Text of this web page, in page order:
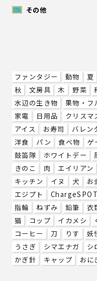
その他
ファンタジー 動物 夏
秋
文房具 木 野菜
水辺の生き物
果物・フ
家電
日用品 クリスマ
アイス
お寿司 バレン
洋食
パン 食べ物 ゲ
鼓笛隊
ホワイトデー
きのこ
肉 エイリアン
キッチン
イヌ 犬 お
エジプト
ChargeSPOT
指輪
ねずみ 鉛筆 衣
猫
コップ イカメシ
コーヒー
刀 りす 妖
うさぎ
シマエナガ シ
かぎ針
キャップ おに